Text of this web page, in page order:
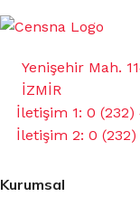
Yenişehir Mah.
İZMİR
İletişim 1: 0 (232)
İletişim 2: 0 (232)
Kurumsal